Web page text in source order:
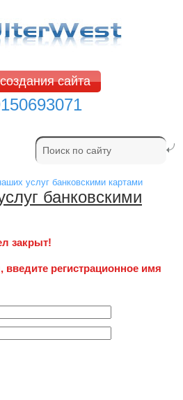
сайта
услуг банковскими картами
банковскими
закрыт!
введите регистрационное имя